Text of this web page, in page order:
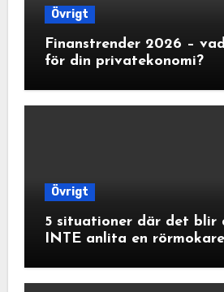
Övrigt
Finanstrender 2026 –
för din privatekonomi?
Övrigt
5 situationer där det blir
INTE anlita en rörmokare